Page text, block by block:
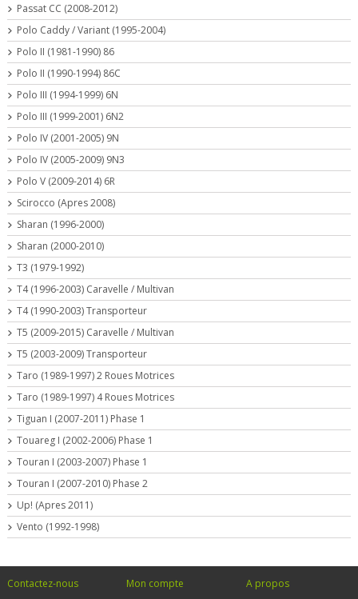
Passat CC (2008-2012)
Polo Caddy / Variant (1995-2004)
Polo II (1981-1990) 86
Polo II (1990-1994) 86C
Polo III (1994-1999) 6N
Polo III (1999-2001) 6N2
Polo IV (2001-2005) 9N
Polo IV (2005-2009) 9N3
Polo V (2009-2014) 6R
Scirocco (Apres 2008)
Sharan (1996-2000)
Sharan (2000-2010)
T3 (1979-1992)
T4 (1996-2003) Caravelle / Multivan
T4 (1990-2003) Transporteur
T5 (2009-2015) Caravelle / Multivan
T5 (2003-2009) Transporteur
Taro (1989-1997) 2 Roues Motrices
Taro (1989-1997) 4 Roues Motrices
Tiguan I (2007-2011) Phase 1
Touareg I (2002-2006) Phase 1
Touran I (2003-2007) Phase 1
Touran I (2007-2010) Phase 2
Up! (Apres 2011)
Vento (1992-1998)
Contactez-nous Mon compte A propos